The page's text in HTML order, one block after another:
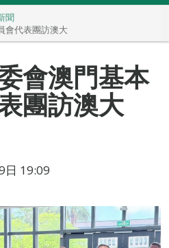
聞
會代表團訪澳大
會澳門基本
團訪澳大
日 19:09